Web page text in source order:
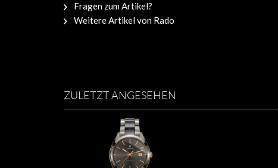
Fragen zum Artikel?
Weitere Artikel von Rado
ZULETZT ANGESEHEN